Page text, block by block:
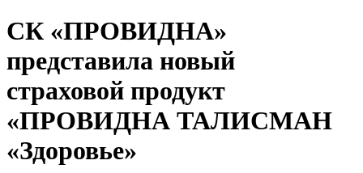
СК «ПРОВИДНА»
представила новый
страховой продукт
«ПРОВИДНА ТАЛИСМАН
«Здоровье»